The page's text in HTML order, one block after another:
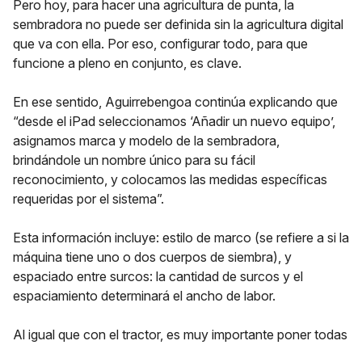
Pero hoy, para hacer una agricultura de punta, la
sembradora no puede ser definida sin la agricultura digital
que va con ella. Por eso, configurar todo, para que
funcione a pleno en conjunto, es clave.
En ese sentido, Aguirrebengoa continúa explicando que
“desde el iPad seleccionamos ‘Añadir un nuevo equipo’,
asignamos marca y modelo de la sembradora,
brindándole un nombre único para su fácil
reconocimiento, y colocamos las medidas específicas
requeridas por el sistema”.
Esta información incluye: estilo de marco (se refiere a si la
máquina tiene uno o dos cuerpos de siembra), y
espaciado entre surcos: la cantidad de surcos y el
espaciamiento determinará el ancho de labor.
Al igual que con el tractor, es muy importante poner todas